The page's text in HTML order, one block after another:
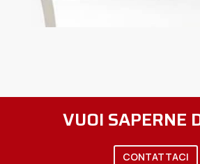
VUOI SAPERNE
CONTATTACI